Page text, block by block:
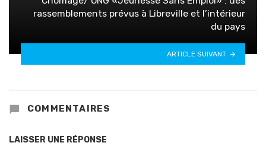
rassemblements prévus à Libreville et l’intérieur
du pays
ARTICLE SUIVANT
COMMENTAIRES
LAISSER UNE RÉPONSE